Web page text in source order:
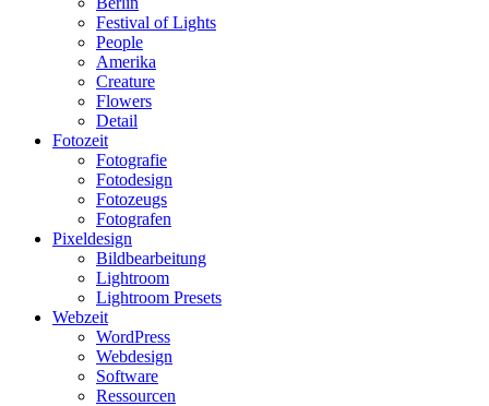
Festival of Lights
People
Amerika
Creature
Flowers
Detail
Fotozeit
Fotografie
Fotodesign
Fotozeugs
Fotografen
Pixeldesign
Bildbearbeitung
Lightroom
Lightroom Presets
Webzeit
WordPress
Webdesign
Software
Ressourcen